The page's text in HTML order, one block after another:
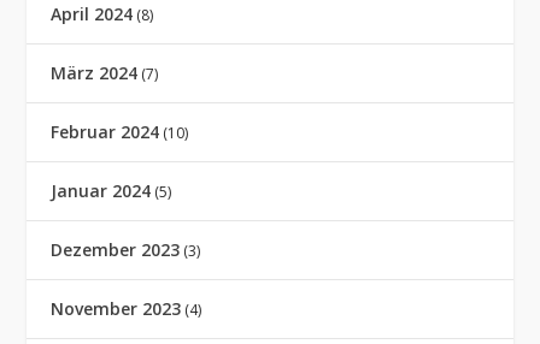
April 2024 (8)
März 2024 (7)
Februar 2024 (10)
Januar 2024 (5)
Dezember 2023 (3)
November 2023 (4)